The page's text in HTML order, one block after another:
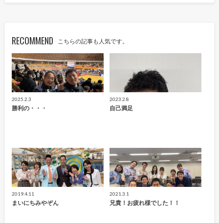
RECOMMEND こちらの記事も人気です。
2025.2.3
勝利の・・・
2023.2.8
自己満足
2019.4.11
まいにちみやぞん
2021.3.1
兄貴！お疲れ様でした！！